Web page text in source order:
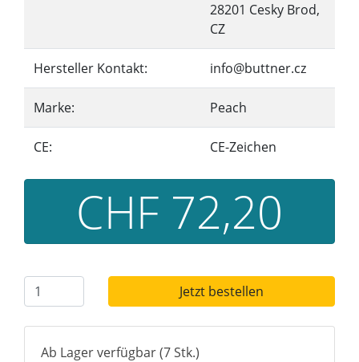
28201 Cesky Brod,
CZ
Hersteller Kontakt: info@buttner.cz
Marke: Peach
CE: CE-Zeichen
CHF 72,20
Jetzt bestellen
Ab Lager verfügbar (7 Stk.)